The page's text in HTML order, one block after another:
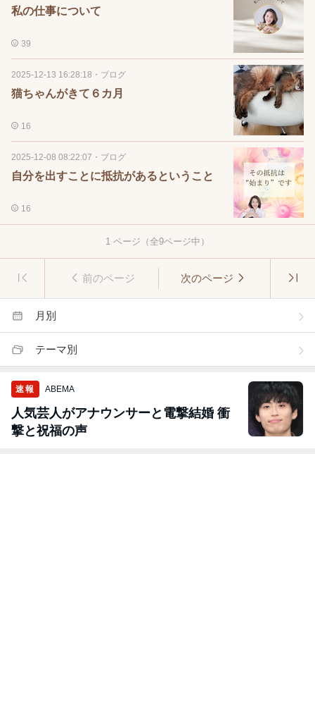
私の仕事について
39
2025-12-13 16:28:18 ・ ブログ
猫ちゃんがきて６カ月
16
2025-12-08 08:22:07 ・ ブログ
自分を出すことに抵抗があるということ
16
1 ページ（全9ページ中）
前のページ 次のページ
月別
テーマ別
速報 ABEMA
人気芸人がアナウンサーと電撃結婚 衝
撃と祝福の声